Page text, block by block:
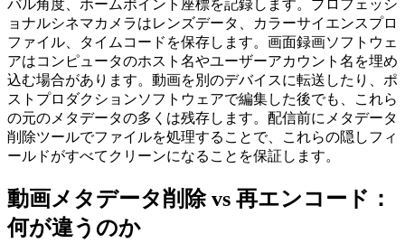
バル角度、ホームポイント座標を記録します。プロフェッシ
ョナルシネマカメラはレンズデータ、カラーサイエンスプロ
ファイル、タイムコードを保存します。画面録画ソフトウェ
アはコンピュータのホスト名やユーザーアカウント名を埋め
込む場合があります。動画を別のデバイスに転送したり、ポ
ストプロダクションソフトウェアで編集した後でも、これら
の元のメタデータの多くは残存します。配信前にメタデータ
削除ツールでファイルを処理することで、これらの隠しフィ
ールドがすべてクリーンになることを保証します。
動画メタデータ削除 vs 再エンコード：
何が違うのか